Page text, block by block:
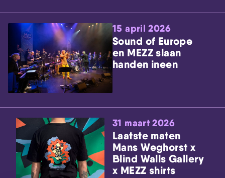
15 april 2026
Sound of Europe
en MEZZ slaan
handen ineen
31 maart 2026
Laatste maten
Mans Weghorst x
Blind Walls Gallery
x MEZZ shirts